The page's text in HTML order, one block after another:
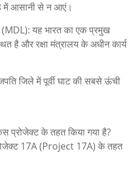
में आसानी से न आएं।
(MDL): यह भारत का एक प्रमुख
है और रक्षा मंत्रालय के अधीन कार्य
जिले में पूर्वी घाट की सबसे ऊंची
प्रोजेक्ट के तहत किया गया है?
17A (Project 17A) के तहत